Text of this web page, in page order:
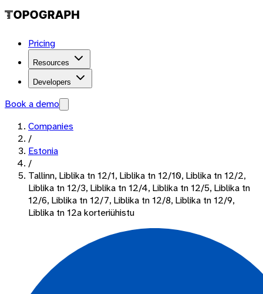
Pricing
Resources
Developers
Book a demo
Companies
/
Estonia
/
Tallinn, Liblika tn 12/1, Liblika tn 12/10, Liblika tn 12/2,
Liblika tn 12/3, Liblika tn 12/4, Liblika tn 12/5, Liblika tn
12/6, Liblika tn 12/7, Liblika tn 12/8, Liblika tn 12/9,
Liblika tn 12a korteriühistu